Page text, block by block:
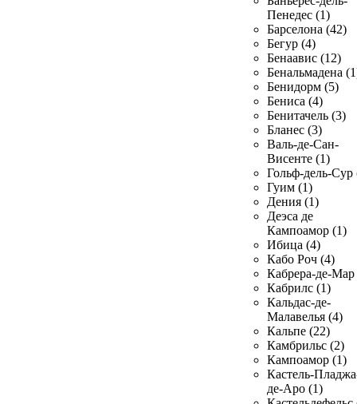
Пенедес (1)
Барселона (42)
Бегур (4)
Бенаавис (12)
Бенальмадена
Бенидорм (5)
Бениса (4)
Бенитачель (3)
Бланес (3)
Валь-де-Сан-
Висенте (1)
Гольф-дель-Сур
Гуим (1)
Дения (1)
Деэса де
Кампоамор (1)
Ибица (4)
Кабо Роч (4)
Кабрера-де-Мар
Кабрилс (1)
Кальдас-де-
Малавелья (4)
Кальпе (22)
Камбрильс (2)
Кампоамор (1)
Кастель-
де-Аро (1)